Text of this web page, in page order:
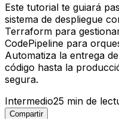
Este tutorial te guiará
sistema de despliegue
Terraform para
CodePipeline para
Automatiza la entrega
código hasta la
segura.
Intermedio25 min de
Compartir